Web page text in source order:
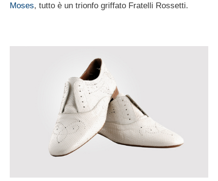
Moses, tutto è un trionfo griffato Fratelli Rossetti.